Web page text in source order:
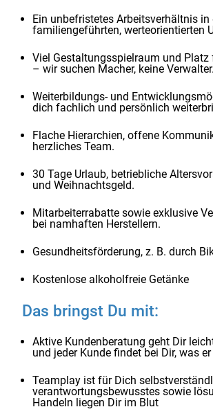
Ein unbefristetes Arbeitsverhältnis in
familiengeführten, werteorientierten
Viel Gestaltungsspielraum und Platz
– wir suchen Macher, keine Verwalter.
Weiterbildungs- und
dich fachlich und persönlich
Flache Hierarchien, offene
herzliches Team.
30 Tage Urlaub, betriebliche
und Weihnachtsgeld.
Mitarbeiterrabatte sowie exklusive
bei namhaften Herstellern.
Gesundheitsförderung, z. B. durch
Kostenlose alkoholfreie Getänke
Das bringst Du mit:
Aktive Kundenberatung geht Dir
und jeder Kunde findet bei Dir, was
Teamplay ist für Dich
verantwortungsbewusstes sowie
Handeln liegen Dir im Blut